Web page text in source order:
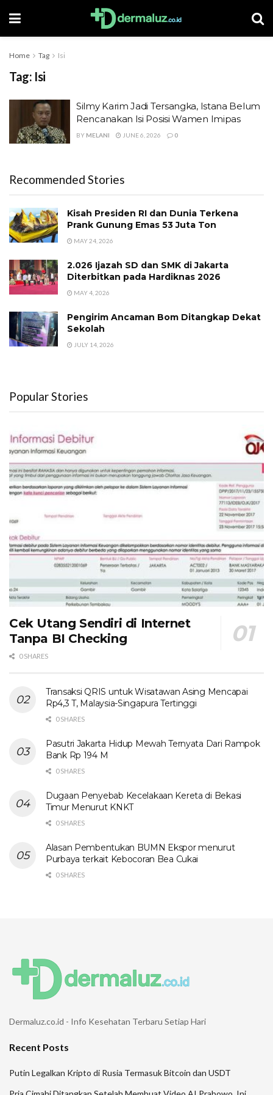
Home Tag Isi
Tag: Isi
Silmy Karim Jadi Tersangka, Istana Belum
Rencanakan Isi Posisi Wamen Imipas
BY MELANI JUNE 6, 2026 0
Recommended Stories
Kisah Presiden RI dan Dunia Terkena
Prank Gunung Emas 53 Juta Ton
MAY 24, 2026
2.026 Ijazah SD dan SMK di Jakarta
Diterbitkan pada Hardiknas 2026
MAY 4, 2026
Pengirim Ancaman Bom Ditangkap Dekat
Sekolah
JULY 14, 2026
Popular Stories
Cek Utang Sendiri di Internet
Tanpa BI Checking
0 SHARES
Transaksi QRIS untuk Wisatawan Asing Mencapai
Rp4,3 T, Malaysia-Singapura Tertinggi
0 SHARES
Pasutri Jakarta Hidup Mewah Ternyata Dari Rampok
Bank Rp 194 M
0 SHARES
Dugaan Penyebab Kecelakaan Kereta di Bekasi
Timur Menurut KNKT
0 SHARES
Alasan Pembentukan BUMN Ekspor menurut
Purbaya terkait Kebocoran Bea Cukai
0 SHARES
Dermaluz.co.id - Info Kesehatan Terbaru Setiap Hari
Recent Posts
Putin Legalkan Kripto di Rusia Termasuk Bitcoin dan USDT